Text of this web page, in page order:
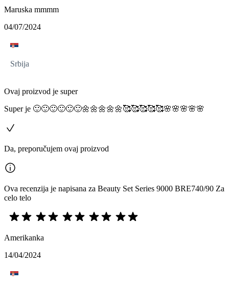
Maruska mmmm
04/07/2024
Srbija
Ovaj proizvod je super
Super je 🙂🙂🙂🙂🙂🙂🌼🌼🌼🌼🌼🥰🥰🥰🥰🥰🌸🌸🌸🌸🌸
Da, preporučujem ovaj proizvod
Ova recenzija je napisana za Beauty Set Series 9000 BRE740/90 Za
celo telo
Amerikanka
14/04/2024